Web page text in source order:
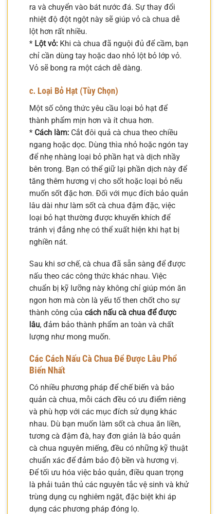
ra và chuyển vào bát nước đá. Sự thay đổi
nhiệt độ đột ngột này sẽ giúp vỏ cà chua dễ
lột hơn rất nhiều.
* Lột vỏ: Khi cà chua đã nguội đủ để cầm, bạn
chỉ cần dùng tay hoặc dao nhỏ lột bỏ lớp vỏ.
Vỏ sẽ bong ra một cách dễ dàng.
c. Loại Bỏ Hạt (Tùy Chọn)
Một số công thức yêu cầu loại bỏ hạt để
thành phẩm mịn hơn và ít chua hơn.
* Cách làm: Cắt đôi quả cà chua theo chiều
ngang hoặc dọc. Dùng thìa nhỏ hoặc ngón tay
để nhẹ nhàng loại bỏ phần hạt và dịch nhầy
bên trong. Bạn có thể giữ lại phần dịch này để
tăng thêm hương vị cho sốt hoặc loại bỏ nếu
muốn sốt đặc hơn. Đối với mục đích bảo quản
lâu dài như làm sốt cà chua đậm đặc, việc
loại bỏ hạt thường được khuyến khích để
tránh vị đắng nhẹ có thể xuất hiện khi hạt bị
nghiền nát.
Sau khi sơ chế, cà chua đã sẵn sàng để được
nấu theo các công thức khác nhau. Việc
chuẩn bị kỹ lưỡng này không chỉ giúp món ăn
ngon hơn mà còn là yếu tố then chốt cho sự
thành công của cách nấu cà chua để được
lâu, đảm bảo thành phẩm an toàn và chất
lượng như mong muốn.
Các Cách Nấu Cà Chua Để Được Lâu Phổ
Biến Nhất
Có nhiều phương pháp để chế biến và bảo
quản cà chua, mỗi cách đều có ưu điểm riêng
và phù hợp với các mục đích sử dụng khác
nhau. Dù bạn muốn làm sốt cà chua ăn liền,
tương cà đậm đà, hay đơn giản là bảo quản
cà chua nguyên miếng, đều có những kỹ thuật
chuẩn xác để đảm bảo độ bền và hương vị.
Để tối ưu hóa việc bảo quản, điều quan trọng
là phải tuân thủ các nguyên tắc vệ sinh và khử
trùng dụng cụ nghiêm ngặt, đặc biệt khi áp
dụng các phương pháp đóng lọ.